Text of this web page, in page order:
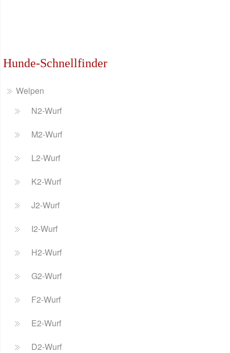
Hunde-Schnellfinder
Welpen
N2-Wurf
M2-Wurf
L2-Wurf
K2-Wurf
J2-Wurf
I2-Wurf
H2-Wurf
G2-Wurf
F2-Wurf
E2-Wurf
D2-Wurf